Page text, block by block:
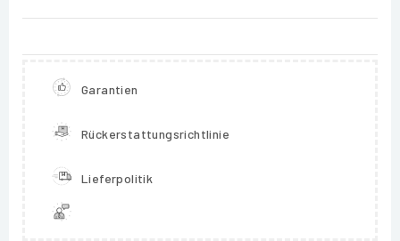
Garantien
Rückerstattungsrichtlinie
Lieferpolitik